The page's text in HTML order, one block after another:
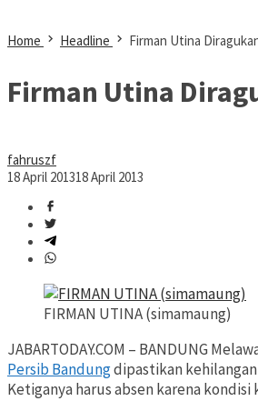
Home Headline Firman Utina
Firman Utina
fahruszf
18 April 201318 April 2013
FIRMAN UTINA (simamaung)
JABARTODAY.COM – BANDUNG
Persib Bandungdipastikan
Ketiganya harus absen karena